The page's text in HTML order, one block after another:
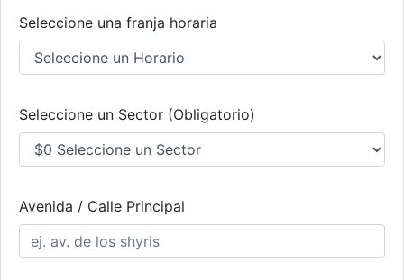
Seleccione una franja horaria
Seleccione un Sector (Obligatorio)
Avenida / Calle Principal